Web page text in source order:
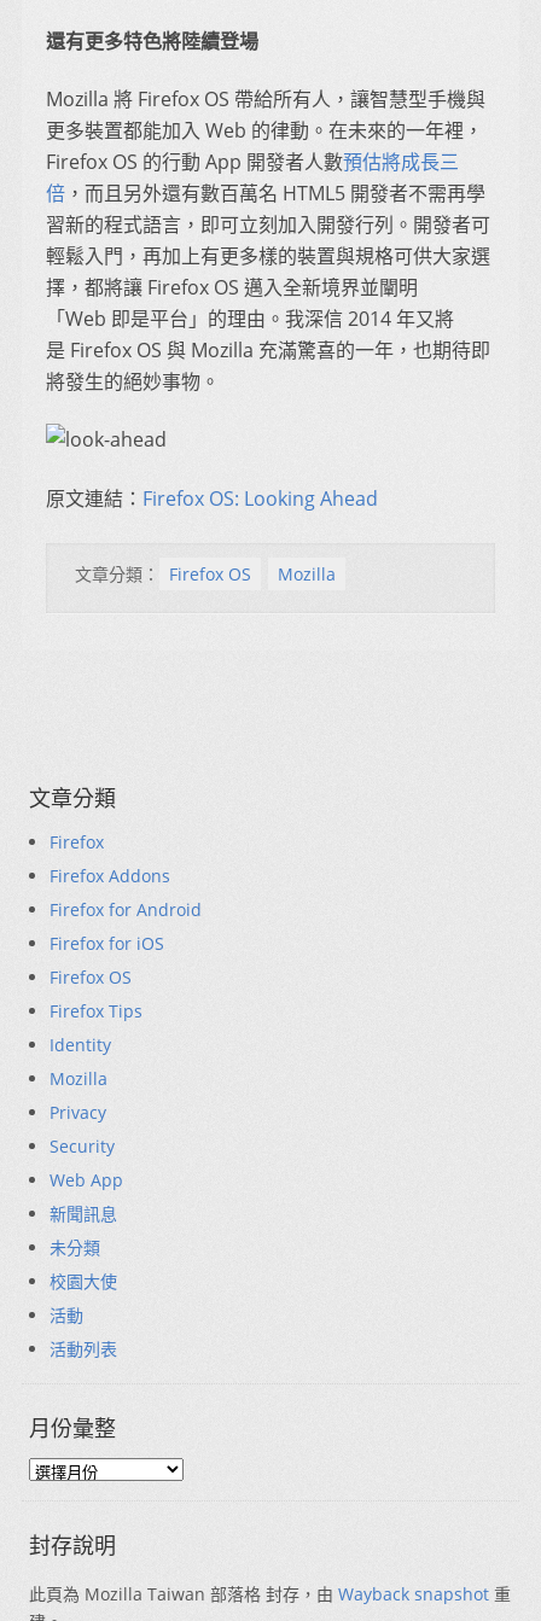
還有更多特色將陸續登場
Mozilla 將 Firefox OS 帶給所有人，讓智慧型手機與
更多裝置都能加入 Web 的律動。在未來的一年裡，
Firefox OS 的行動 App 開發者人數預估將成長三
倍 ，而且另外還有數百萬名 HTML5 開發者不需再學
習新的程式語言，即可立刻加入開發行列。開發者可
輕鬆入門，再加上有更多樣的裝置與規格可供大家選
擇，都將讓 Firefox OS 邁入全新境界並闡明
「Web 即是平台」的理由。我深信 2014 年又將
是 Firefox OS 與 Mozilla 充滿驚喜的一年，也期待即
將發生的絕妙事物。
原文連結： Firefox OS: Looking Ahead
文章分類： Firefox OS Mozilla
文章分類
Firefox
Firefox Addons
Firefox for Android
Firefox for iOS
Firefox OS
Firefox Tips
Identity
Mozilla
Privacy
Security
Web App
新聞訊息
未分類
校園大使
活動
活動列表
月份彙整
封存說明
此頁為 Mozilla Taiwan 部落格 封存，由 Wayback snapshot 重